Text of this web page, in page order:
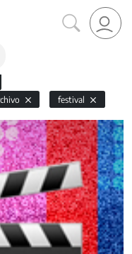
festival